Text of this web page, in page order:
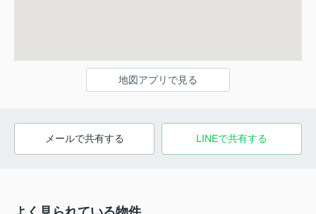
地図アプリで見る
メールで共有する LINEで共有する